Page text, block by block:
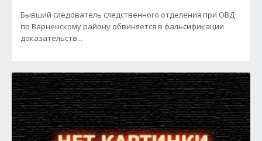
Бывший следователь следственного отделения при ОВД
по Варненскому району обвиняется в фальсификации
доказательств...